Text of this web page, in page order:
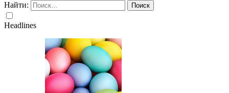
Найти:
Headlines